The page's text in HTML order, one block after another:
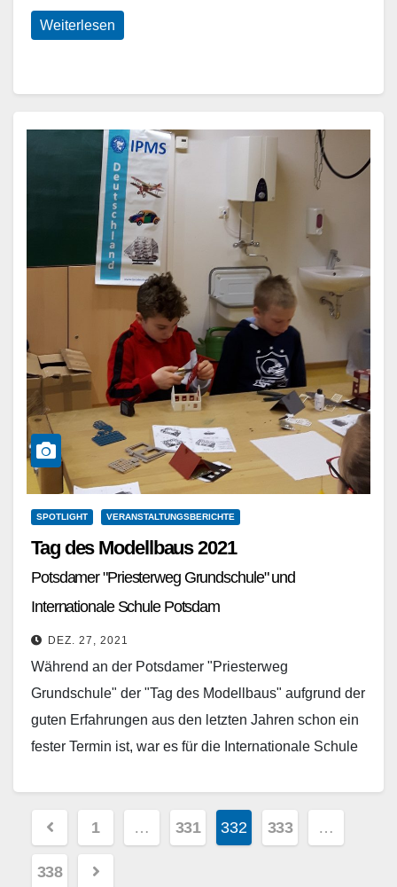
Weiterlesen
SPOTLIGHT VERANSTALTUNGSBERICHTE
Tag des Modellbaus 2021
Potsdamer "Priesterweg Grundschule" und
Internationale Schule Potsdam
DEZ. 27, 2021
Während an der Potsdamer "Priesterweg
Grundschule" der "Tag des Modellbaus" aufgrund der
guten Erfahrungen aus den letzten Jahren schon ein
fester Termin ist, war es für die Internationale Schule
Seitennummerierung
der
1 … 331 332 333 …
338